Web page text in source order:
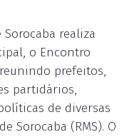
realiza
o Encontro
prefeitos,
partidários,
de diversas
Sorocaba (RMS). O